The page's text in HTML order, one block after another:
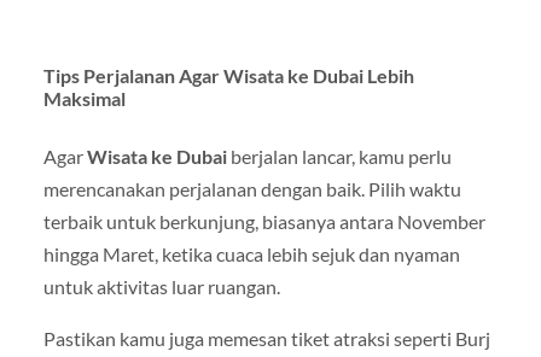
Tips Perjalanan Agar Wisata ke Dubai Lebih
Maksimal
AgarWisata ke Dubaiberjalan lancar, kamu perlu
merencanakan perjalanan dengan baik. Pilih waktu
terbaik untuk berkunjung, biasanya antara November
hingga Maret, ketika cuaca lebih sejuk dan nyaman
untuk aktivitas luar ruangan.
Pastikan kamu juga memesan tiket atraksi seperti Burj